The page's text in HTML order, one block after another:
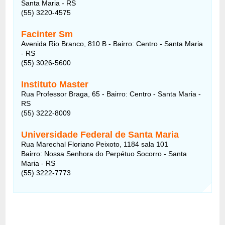
Santa Maria - RS
(55) 3220-4575
Facinter Sm
Avenida Rio Branco, 810 B - Bairro: Centro - Santa Maria
- RS
(55) 3026-5600
Instituto Master
Rua Professor Braga, 65 - Bairro: Centro - Santa Maria -
RS
(55) 3222-8009
Universidade Federal de Santa Maria
Rua Marechal Floriano Peixoto, 1184 sala 101
Bairro: Nossa Senhora do Perpétuo Socorro - Santa
Maria - RS
(55) 3222-7773